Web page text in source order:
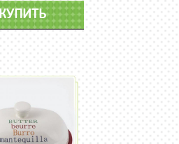
КУПИТЬ